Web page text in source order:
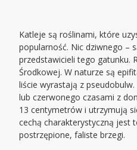
Katleje są roślinami, które
popularność. Nic dziwnego –
przedstawicieli tego gatunku.
Środkowej. W naturze są
liście wyrastają z
lub czerwonego czasami z
13 centymetrów i utrzymują
cechą charakterystyczną jest
postrzępione, faliste brzegi.